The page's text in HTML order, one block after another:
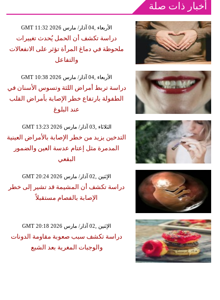
أخبار ذات صلة
GMT 11:32 2026 الأربعاء ,04 آذار/ مارس
دراسة تكشف أن الحمل يُحدث تغييرات
ملحوظة في دماغ المرأة تؤثر على الانفعالات
والتفاعل
GMT 10:38 2026 الأربعاء ,04 آذار/ مارس
دراسة تربط أمراض اللثة وتسوس الأسنان في
الطفولة بارتفاع خطر الإصابة بأمراض القلب
عند البلوغ
GMT 13:23 2026 الثلاثاء ,03 آذار/ مارس
التدخين يزيد من خطر الإصابة بالأمراض العينية
المدمرة مثل إعتام عدسة العين والضمور
البقعي
GMT 20:24 2026 الإثنين ,02 آذار/ مارس
دراسة تكشف أن المشيمة قد تشير إلى خطر
الإصابة بالفصام مستقبلاً
GMT 20:18 2026 الإثنين ,02 آذار/ مارس
دراسة تكشف سبب صعوبة مقاومة الدونات
والوجبات المغرية بعد الشبع